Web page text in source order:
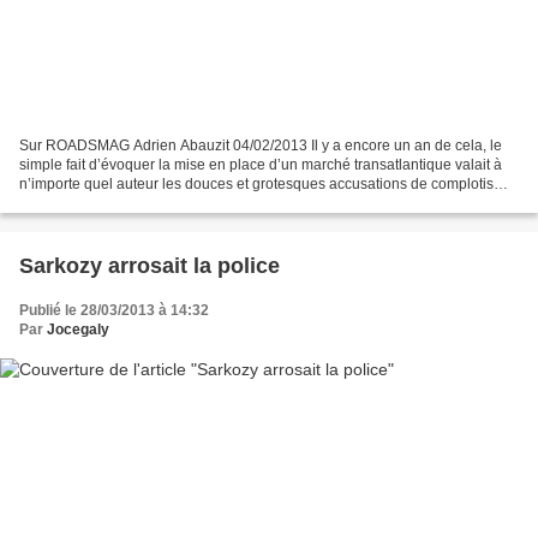
Sur ROADSMAG Adrien Abauzit 04/02/2013 Il y a encore un an de cela, le
simple fait d’évoquer la mise en place d’un marché transatlantique valait à
n’importe quel auteur les douces et grotesques accusations de complotisme.
Sarkozy arrosait la police
Publié le 28/03/2013 à 14:32
Par Jocegaly